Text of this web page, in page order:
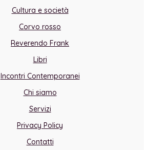
Cultura e società
Corvo rosso
Reverendo Frank
Libri
Incontri Contemporanei
Chi siamo
Servizi
Privacy Policy
Contatti